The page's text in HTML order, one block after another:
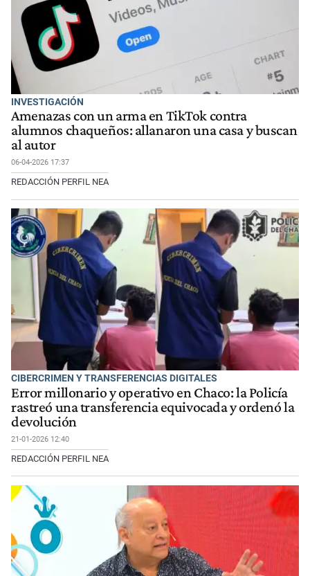
INVESTIGACIÓN
Amenazas con un arma en TikTok contra
alumnos chaqueños: allanaron una casa y buscan
al autor
06-04-2026 17:37
REDACCIÓN PERFIL NEA
CIBERCRIMEN Y TRANSFERENCIAS DIGITALES
Error millonario y operativo en Chaco: la Policía
rastreó una transferencia equivocada y ordenó la
devolución
21-01-2026 12:40
REDACCIÓN PERFIL NEA